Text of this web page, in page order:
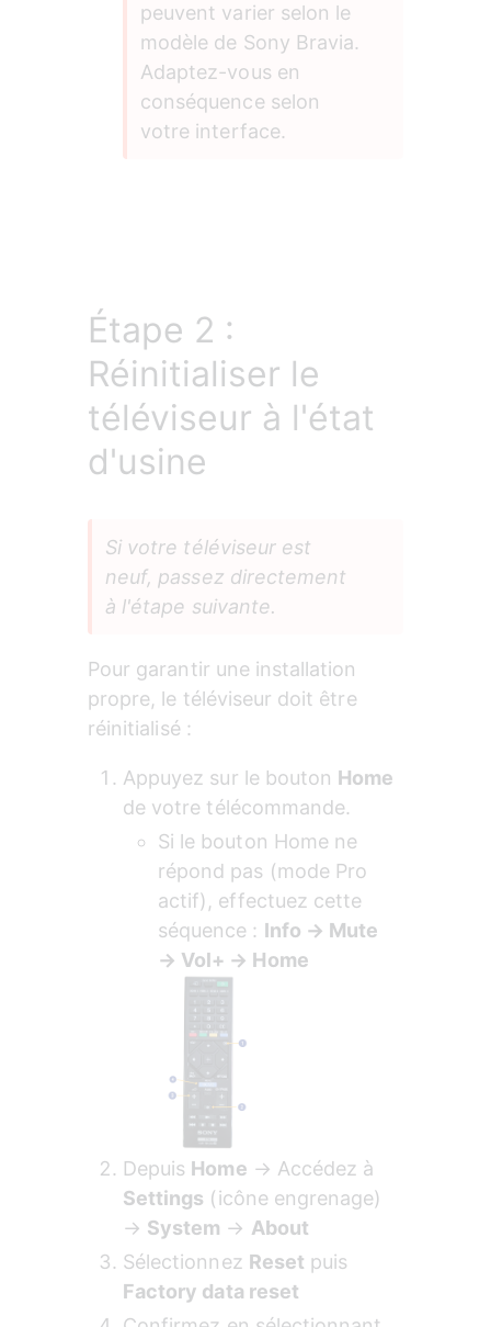
peuvent varier selon le
modèle de Sony Bravia.
Adaptez-vous en
conséquence selon
votre interface.
Étape 2 :
Réinitialiser le
téléviseur à l'état
d'usine
Si votre téléviseur est
neuf, passez directement
à l'étape suivante.
Pour garantir une installation
propre, le téléviseur doit être
réinitialisé :
Appuyez sur le bouton Home
de votre télécommande.
Si le bouton Home ne
répond pas (mode Pro
actif), effectuez cette
séquence : Info → Mute
→ Vol+ → Home
Depuis Home → Accédez à
Settings (icône engrenage)
→ System → About
Sélectionnez Reset puis
Factory data reset